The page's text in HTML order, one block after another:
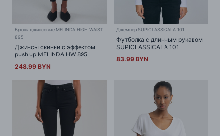
Брюки джинсовые MELINDA HIGH WAIST
895
Джинсы скинни с эффектом
push up MELINDA HW 895
248.99 BYN
Джемпер SUPICLASSICALA 101
Футболка с длинным рукавом
SUPICLASSICALA 101
83.99 BYN